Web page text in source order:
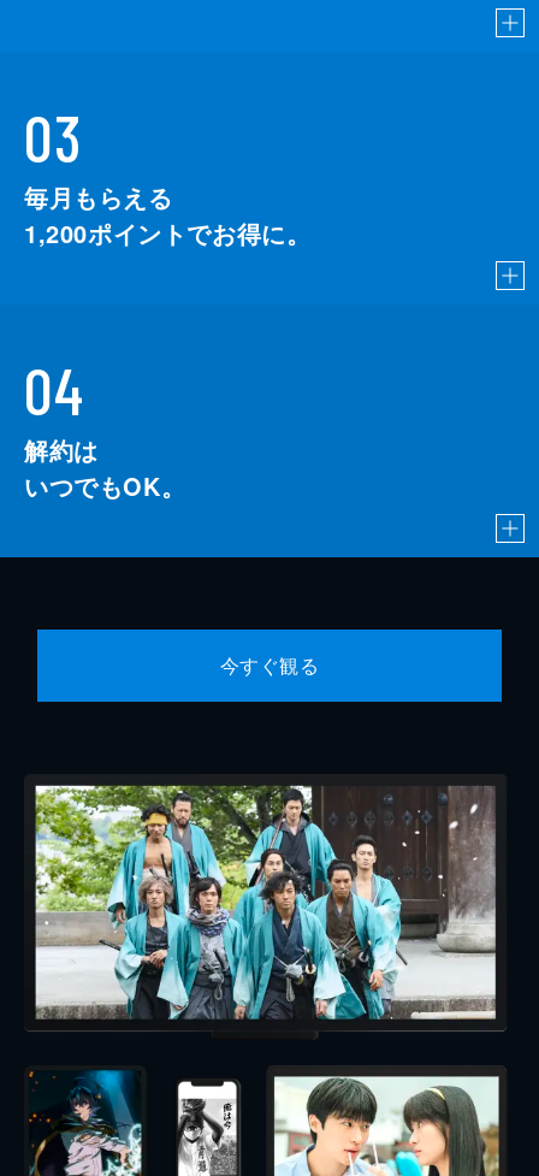
03
毎月もらえる
1,200ポイントでお得に。
04
解約は
いつでもOK。
今すぐ観る